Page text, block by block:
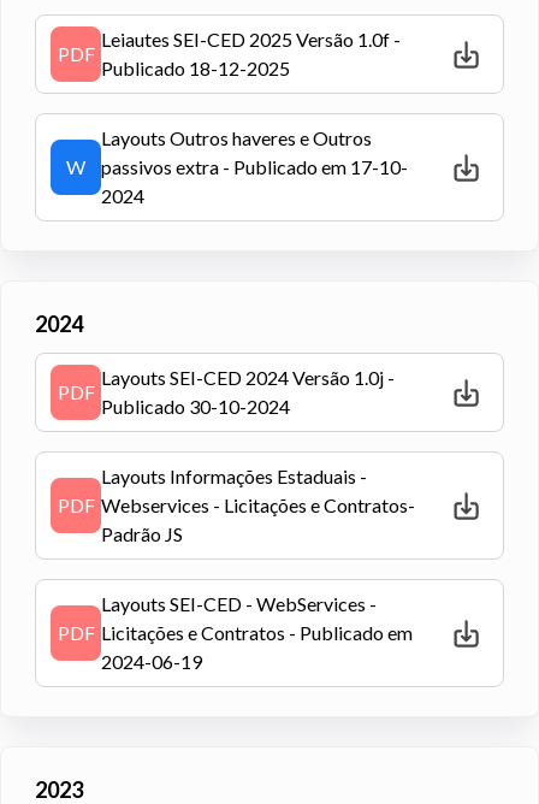
PDF
Leiautes SEI-CED 2025 Versão 1.0f -
Publicado 18-12-2025
W
Layouts Outros haveres e Outros
passivos extra - Publicado em 17-10-
2024
2024
PDF
Layouts SEI-CED 2024 Versão 1.0j -
Publicado 30-10-2024
PDF
Layouts Informações Estaduais -
Webservices - Licitações e Contratos-
Padrão JS
PDF
Layouts SEI-CED - WebServices -
Licitações e Contratos - Publicado em
2024-06-19
2023